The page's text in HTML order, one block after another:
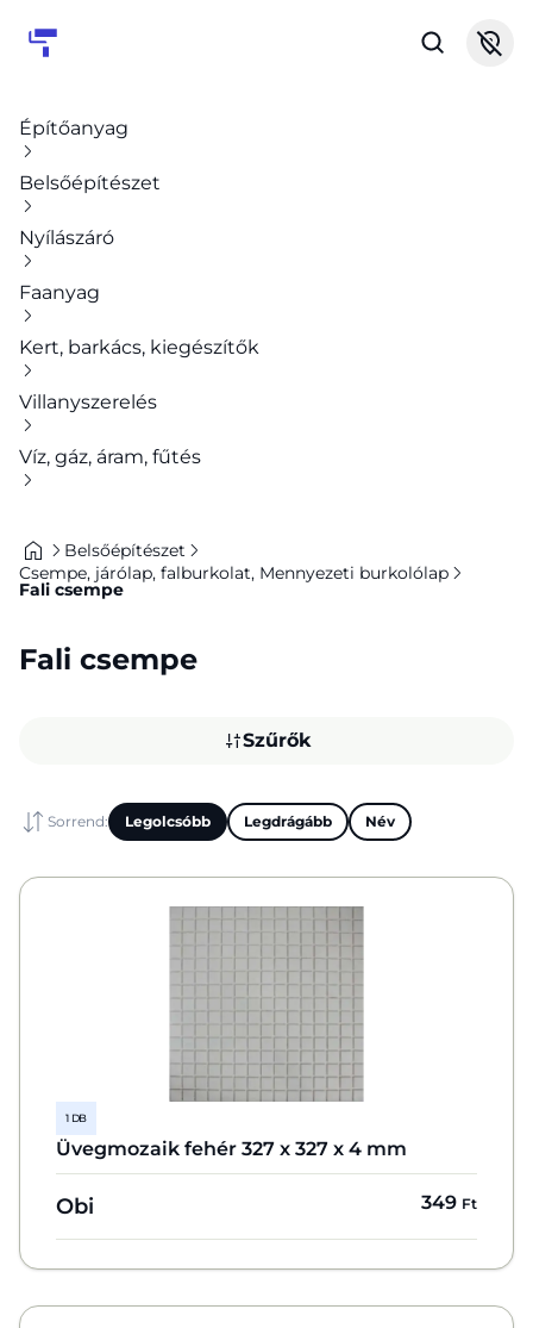
Építőanyag
Belsőépítészet
Nyílászáró
Faanyag
Kert, barkács, kiegészítők
Villanyszerelés
Víz, gáz, áram, fűtés
Belsőépítészet
Csempe, járólap, falburkolat, Mennyezeti burkolólap
Fali csempe
Fali csempe
Szűrők
Sorrend: Legolcsóbb Legdrágább Név
1 DB
Üvegmozaik fehér 327 x 327 x 4 mm
Obi 349 Ft